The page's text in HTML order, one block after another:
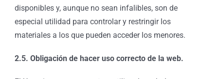
disponibles y, aunque no sean infalibles, son de
especial utilidad para controlar y restringir los
materiales a los que pueden acceder los menores.
2.5. Obligación de hacer uso correcto de la web.